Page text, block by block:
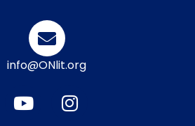
info@ONlit.org